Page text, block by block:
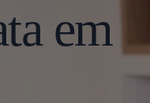
em